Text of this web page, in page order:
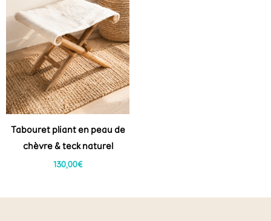
Tabouret pliant en peau de
chèvre & teck naturel
130,00€